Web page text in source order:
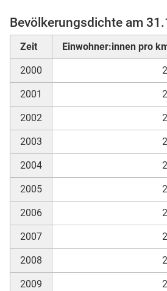
(Mikrozensus)
Bevölkerungsdichte am
Zeit Einwohner:innen pro
2000
2001
2002
2003
2004
2005
2006
2007
2008
2009